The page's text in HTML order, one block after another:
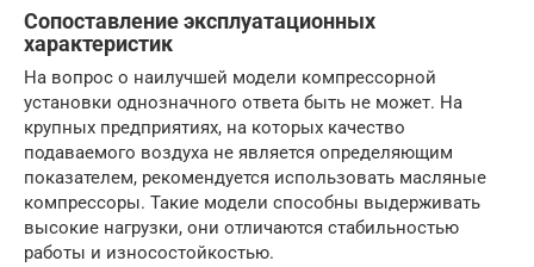
Сопоставление эксплуатационных
характеристик
На вопрос о наилучшей модели компрессорной
установки однозначного ответа быть не может. На
крупных предприятиях, на которых качество
подаваемого воздуха не является определяющим
показателем, рекомендуется использовать масляные
компрессоры. Такие модели способны выдерживать
высокие нагрузки, они отличаются стабильностью
работы и износостойкостью.